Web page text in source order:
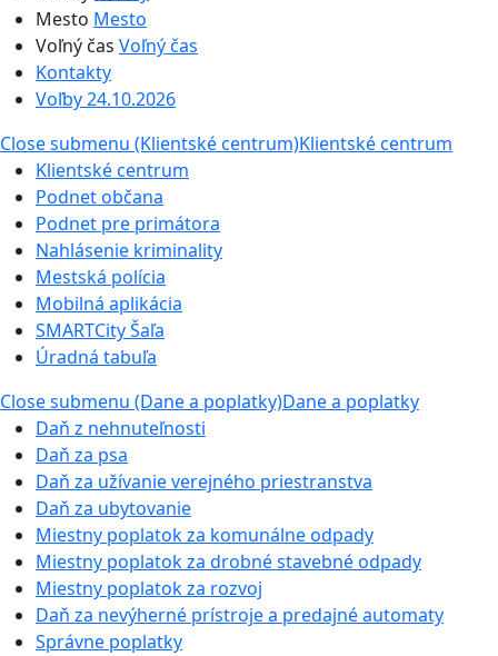
Mesto Mesto
Voľný čas Voľný čas
Kontakty
Voľby 24.10.2026
Close submenu (Klientské centrum)Klientské centrum
Klientské centrum
Podnet občana
Podnet pre primátora
Nahlásenie kriminality
Mestská polícia
Mobilná aplikácia
SMARTCity Šaľa
Úradná tabuľa
Close submenu (Dane a poplatky)Dane a poplatky
Daň z nehnuteľnosti
Daň za psa
Daň za užívanie verejného priestranstva
Daň za ubytovanie
Miestny poplatok za komunálne odpady
Miestny poplatok za drobné stavebné odpady
Miestny poplatok za rozvoj
Daň za nevýherné prístroje a predajné automaty
Správne poplatky